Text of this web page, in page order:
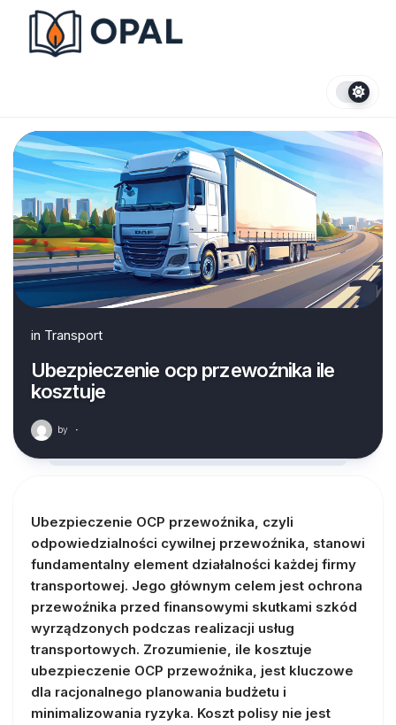
content
in Transport
Ubezpieczenie ocp przewoźnika ile
kosztuje
by ·
Ubezpieczenie OCP przewoźnika, czyli
odpowiedzialności cywilnej przewoźnika, stanowi
fundamentalny element działalności każdej firmy
transportowej. Jego głównym celem jest ochrona
przewoźnika przed finansowymi skutkami szkód
wyrządzonych podczas realizacji usług
transportowych. Zrozumienie, ile kosztuje
ubezpieczenie OCP przewoźnika, jest kluczowe
dla racjonalnego planowania budżetu i
minimalizowania ryzyka. Koszt polisy nie jest